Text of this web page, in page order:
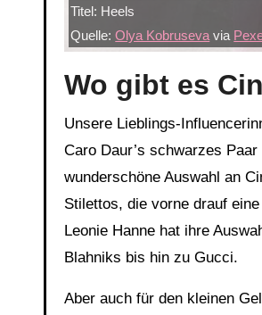
Titel: Heels
Quelle:Olya Kobruseva via
Wo gibt es
Unsere Lieblings-
Caro Daur’s schwarzes Paar
wunderschöne Auswahl an
Stilettos, die vorne drauf
Leonie Hanne hat ihre
Blahniks bis hin zu Gucci.
Aber auch für den kleinen